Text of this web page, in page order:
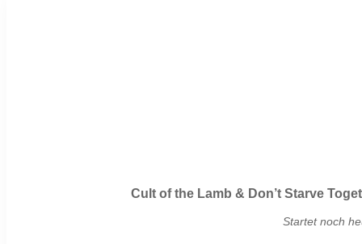
Cult of the Lamb & Don’t Starve
Startet noch